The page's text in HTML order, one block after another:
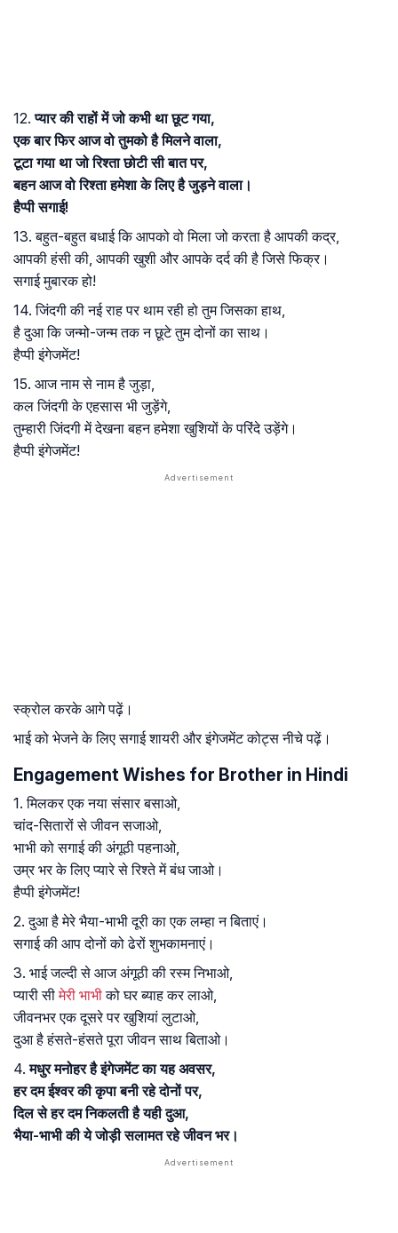
12.प्यार की राहों में जो कभी था छूट गया,
एक बार फिर आज वो तुमको है मिलने वाला,
टूटा गया था जो रिश्ता छोटी सी बात पर,
बहन आज वो रिश्ता हमेशा के लिए है जुड़ने वाला।
हैप्पी सगाई!
13. बहुत-बहुत बधाई कि आपको वो मिला जो करता है आपकी कद्र,
आपकी हंसी की, आपकी खुशी और आपके दर्द की है जिसे फिक्र।
सगाई मुबारक हो!
14. जिंदगी की नई राह पर थाम रही हो तुम जिसका हाथ,
है दुआ कि जन्मो-जन्म तक न छूटे तुम दोनों का साथ।
हैप्पी इंगेजमेंट!
15. आज नाम से नाम है जुड़ा,
कल जिंदगी के एहसास भी जुड़ेंगे,
तुम्हारी जिंदगी में देखना बहन हमेशा खुशियों के परिंदे उड़ेंगे।
हैप्पी इंगेजमेंट!
स्क्रोल करके आगे पढ़ें।
भाई को भेजने के लिए सगाई शायरी और इंगेजमेंट कोट्स नीचे पढ़ें।
Engagement Wishes for Brother in Hindi
1. मिलकर एक नया संसार बसाओ,
चांद-सितारों से जीवन सजाओ,
भाभी को सगाई की अंगूठी पहनाओ,
उम्र भर के लिए प्यारे से रिश्ते में बंध जाओ।
हैप्पी इंगेजमेंट!
2. दुआ है मेरे भैया-भाभी दूरी का एक लम्हा न बिताएं।
सगाई की आप दोनों को ढेरों शुभकामनाएं।
3. भाई जल्दी से आज अंगूठी की रस्म निभाओ,
प्यारी सीमेरी भाभीको घर ब्याह कर लाओ,
जीवनभर एक दूसरे पर खुशियां लुटाओ,
दुआ है हंसते-हंसते पूरा जीवन साथ बिताओ।
4.मधुर मनोहर है इंगेजमेंट का यह अवसर,
हर दम ईश्वर की कृपा बनी रहे दोनों पर,
दिल से हर दम निकलती है यही दुआ,
भैया-भाभी की ये जोड़ी सलामत रहे जीवन भर।